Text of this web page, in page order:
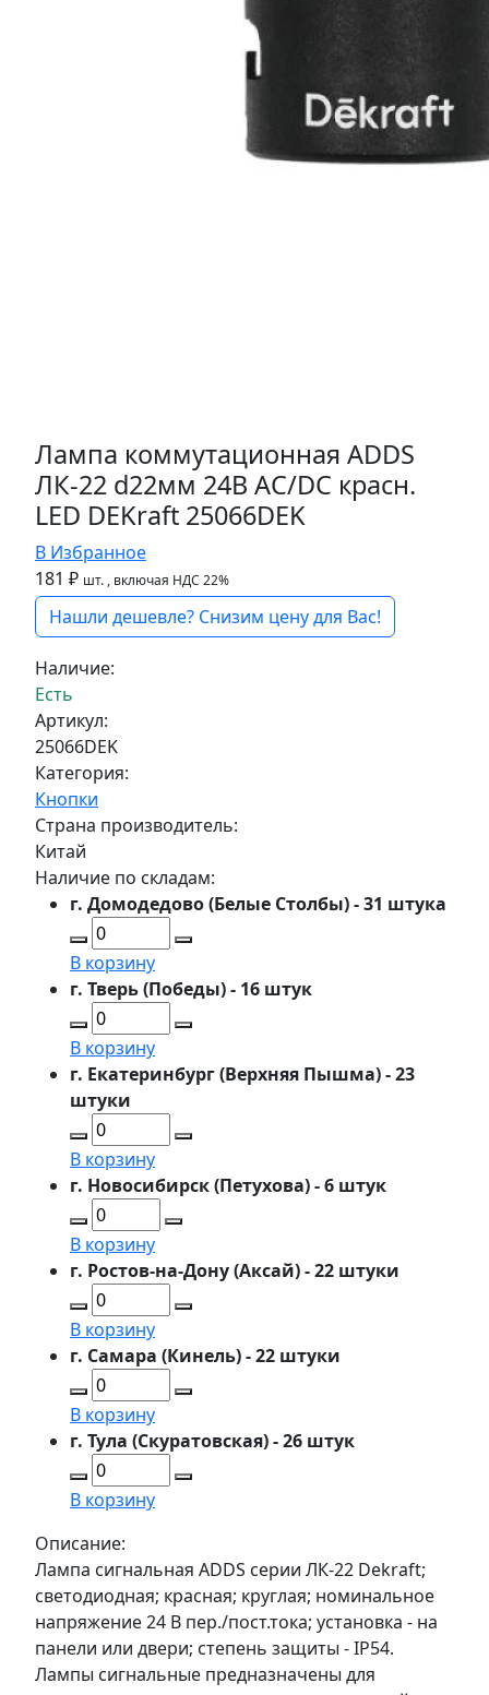
Лампа коммутационная ADDS
ЛК-22 d22мм 24В AC/DC красн.
LED DEKraft 25066DEK
В Избранное
181 ₽ шт. , включая НДС 22%
Нашли дешевле? Снизим цену для Вас!
Наличие:
Есть
Артикул:
25066DEK
Категория:
Кнопки
Страна производитель:
Китай
Наличие по складам:
г. Домодедово (Белые Столбы) - 31 штука
В корзину
г. Тверь (Победы) - 16 штук
В корзину
г. Екатеринбург (Верхняя Пышма) - 23
штуки
В корзину
г. Новосибирск (Петухова) - 6 штук
В корзину
г. Ростов-на-Дону (Аксай) - 22 штуки
В корзину
г. Самара (Кинель) - 22 штуки
В корзину
г. Тула (Скуратовская) - 26 штук
В корзину
Описание:
Лампа сигнальная ADDS серии ЛК-22 Dekraft;
светодиодная; красная; круглая; номинальное
напряжение 24 В пер./пост.тока; установка - на
панели или двери; степень защиты - IP54.
Лампы сигнальные предназначены для